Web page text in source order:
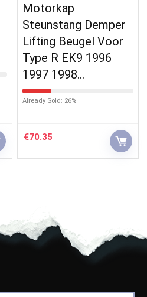
Motorkap
Steunstang Demper
Lifting Beugel Voor
Type R EK9 1996
1997 1998…
Already Sold: 26%
€70.35